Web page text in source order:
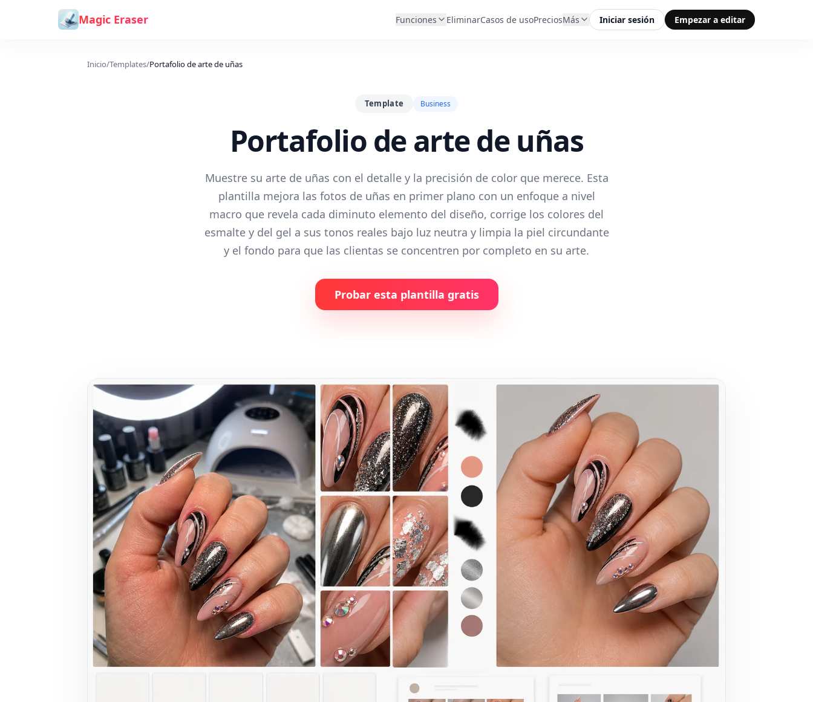
Saltar al contenido
Magic Eraser Funciones EliminarCasos de usoPreciosMás Iniciar sesión Empezar a editar
Inicio/Templates/Portafolio de arte de uñas
Template Business
Portafolio de arte de uñas
Muestre su arte de uñas con el detalle y la precisión de color que merece. Esta
plantilla mejora las fotos de uñas en primer plano con un enfoque a nivel
macro que revela cada diminuto elemento del diseño, corrige los colores del
esmalte y del gel a sus tonos reales bajo luz neutra y limpia la piel circundante
y el fondo para que las clientas se concentren por completo en su arte.
Probar esta plantilla gratis